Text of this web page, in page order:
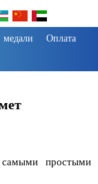
Оплата
самыми простыми